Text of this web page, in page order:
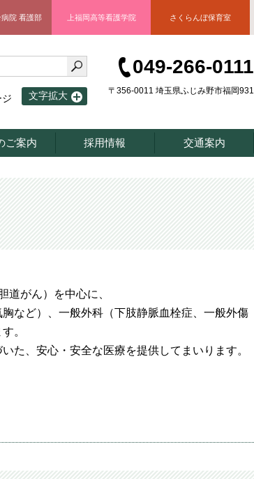
病院 看護部 上福岡高等看護学院 さくらんぼ保育室
ジ 文字拡大
049-266-0111
〒356-0011 埼玉県ふじみ野市福岡931
ご案内 採用情報 交通案内
道がん）を中心に、
など）、一般外科（下肢静脈血栓症、一般外傷
。
た、安心・安全な医療を提供してまいります。